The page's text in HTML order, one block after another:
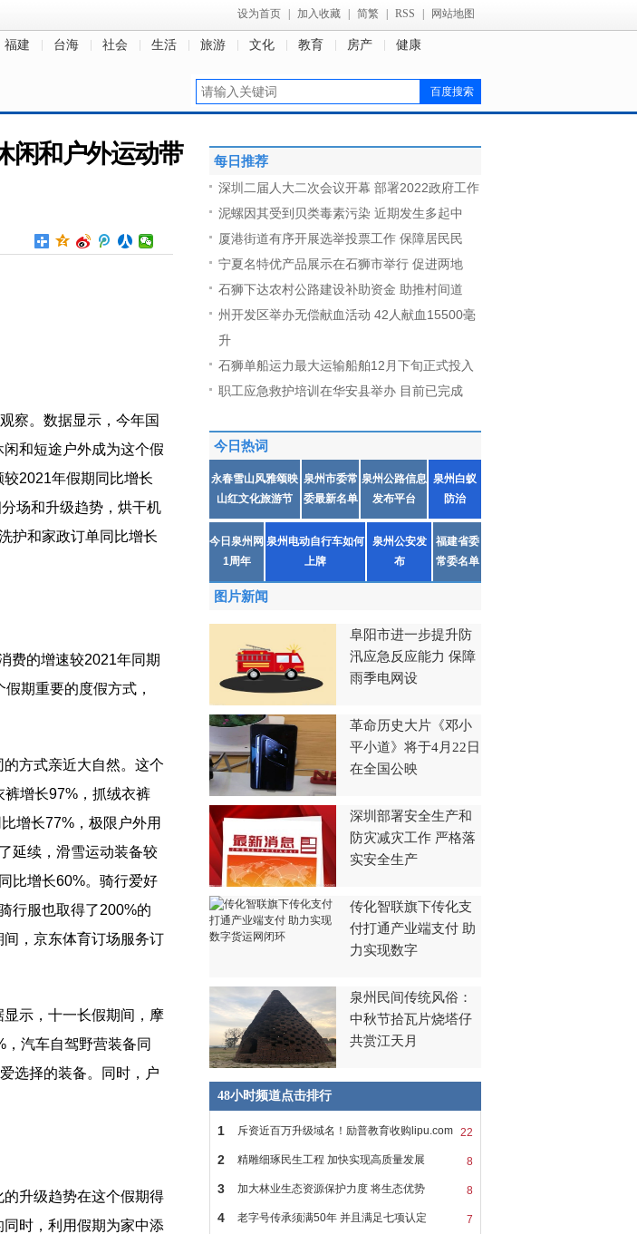
设为首页 加入收藏 简繁 RSS 网站地图
福建 台海 社会 生活 旅游 文化 教育 房产 健康
闲和户外运动带
察。数据显示，今年国
和短途户外成为这个假
2021年假期同比增长
场和升级趋势，烘干机
护和家政订单同比增长
费的增速较2021年同期
期重要的度假方式，
方式亲近大自然。这个
增长97%，抓绒衣裤
增长77%，极限户外用
延续，滑雪运动装备较
比增长60%。骑行爱好
行服也取得了200%的
，京东体育订场服务订
示，十一长假期间，摩
汽车自驾野营装备同
选择的装备。同时，户
升级趋势在这个假期得
时，利用假期为家中添
每日推荐
深圳二届人大二次会议开幕 部署2022政府工作
泥螺因其受到贝类毒素污染 近期发生多起中
厦港街道有序开展选举投票工作 保障居民民
宁夏名特优产品展示在石狮市举行 促进两地
石狮下达农村公路建设补助资金 助推村间道
州开发区举办无偿献血活动 42人献血15500毫
升
石狮单船运力最大运输船舶12月下旬正式投入
职工应急救护培训在华安县举办 目前已完成
今日热词
永春雪山风雅颂映
山红文化旅游节
泉州市委常
委最新名单
泉州公路信息
发布平台
泉州白蚁
防治
今日泉州网
1周年
泉州电动自行车如何
上牌
泉州公安发
布
福建省委
常委名单
图片新闻
阜阳市进一步提升防
汛应急反应能力 保障
雨季电网设
革命历史大片《邓小
平小道》将于4月22日
在全国公映
深圳部署安全生产和
防灾减灾工作 严格落
实安全生产
传化智联旗下传化支
付打通产业端支付 助
力实现数字
泉州民间传统风俗：
中秋节拾瓦片烧塔仔
共赏江天月
48小时频道点击排行
22
1 斥资近百万升级域名！励普教育收购lipu.com
8
2 精雕细琢民生工程 加快实现高质量发展
8
3 加大林业生态资源保护力度 将生态优势
7
4 老字号传承须满50年 并且满足七项认定